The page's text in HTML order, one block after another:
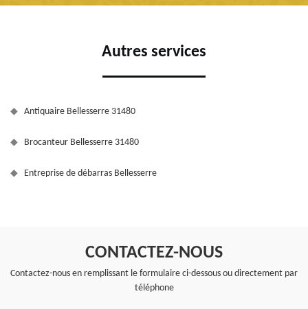
Autres services
Antiquaire Bellesserre 31480
Brocanteur Bellesserre 31480
Entreprise de débarras Bellesserre
CONTACTEZ-NOUS
Contactez-nous en remplissant le formulaire ci-dessous ou directement par
téléphone